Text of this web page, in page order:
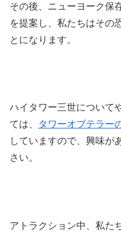
その後、ニューヨーク保
を提案し、私たちはその
とになります。
ハイタワー三世について
ては、
タワーオブテラー
していますので、興味が
さい。
アトラクション中、私た